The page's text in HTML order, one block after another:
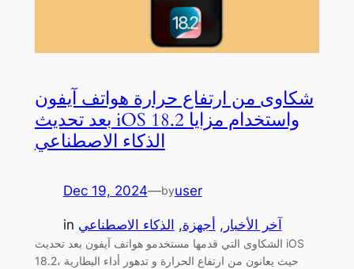
شكاوى من ارتفاع حرارة هواتف آيفون
بعد تحديث iOS 18.2 واستخدام مزايا
الذكاء الاصطناعي
Dec 19, 2024—byuser
in آخر الأخبار , أجهزة, الذكاء الاصطناعي
الشكاوى التي قدمها مستخدمو هواتف آيفون بعد تحديث iOS
18.2، حيث يعانون من ارتفاع الحرارة و تدهور أداء البطارية